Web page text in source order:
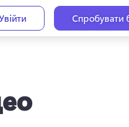
Спробувати